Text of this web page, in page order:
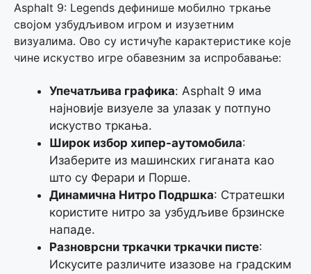
Asphalt 9: Legends дефинише мобилно тркање
својом узбудљивом игром и изузетним
визуалима. Ово су истичуће карактеристике које
чине искуство игре обавезним за испробавање:
Упечатљива графика: Asphalt 9 има
најновије визуеле за улазак у потпуно
искуство тркања.
Широк избор хипер-аутомобила:
Изаберите из машинских гиганата као
што су Ферари и Порше.
Динамична Нитро Подршка: Стратешки
користите нитро за узбудљиве брзинске
нападе.
Разноврсни тркачки тркачки писте:
Искусите различите изазове на градским